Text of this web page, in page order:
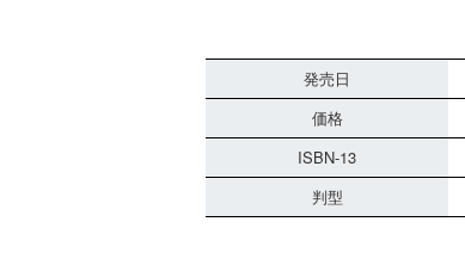
発売日
価格
ISBN-13
判型